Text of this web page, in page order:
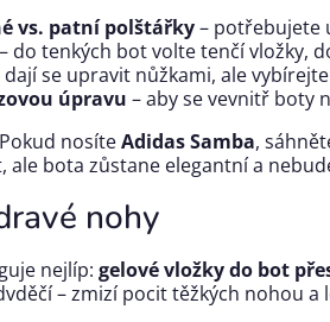
vs. patní polštářky– potřebujete
– do tenkých bot volte tenčí vložky,
dají se upravit nůžkami, ale
úpravu – aby se vevnitř boty
nosíteAdidas Samba,
ale bota zůstane elegantní a
nohy
nejlíp: gelové vložky do bot
– zmizí pocit těžkých nohou a